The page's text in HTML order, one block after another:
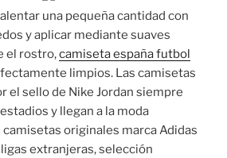
una pequeña cantidad con
y aplicar mediante suaves
el rostro,camiseta españa futbol
limpios. Las camisetas
el sello de Nike Jordan siempre
y llegan a la moda
originales marca Adidas
extranjeras, selección